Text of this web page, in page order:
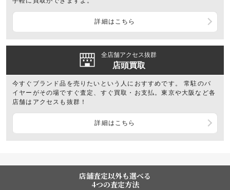
詳細はこちら
全店舗アクセス抜群
店頭買取
今すぐブランド品を売りたいという人におすすめです。 常駐のバ
イヤーがその場ですぐ査定、すぐ買取・お支払。東京や大阪など各
店舗はアクセスも抜群！
詳細はこちら
店舗査定以外も選べる
4つの査定方法